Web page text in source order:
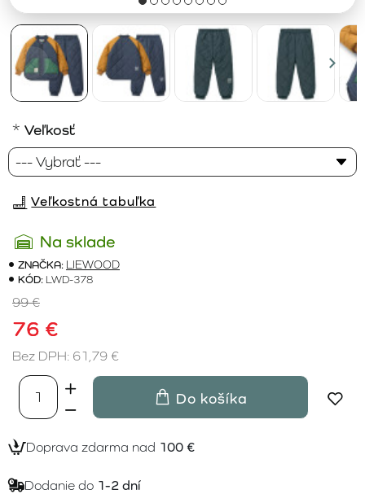
Na sklade
ZNAČKA: LIEWOOD
KÓD: LWD-378
76 €
99 €
Bez DPH: 61,79 €
Veľkosť
Do košíka
Veľkostná tabuľka
Doprava zdarma nad 100 €
Dodanie do 1-2 dní